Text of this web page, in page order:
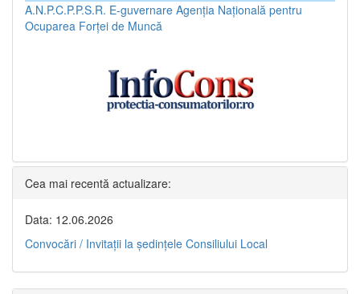
A.N.P.C.P.P.S.R. E-guvernare Agenția Națională pentru
Ocuparea Forței de Muncă
Cea mai recentă actualizare:
Data: 12.06.2026
Convocări / Invitaţii la şedinţele Consiliului Local